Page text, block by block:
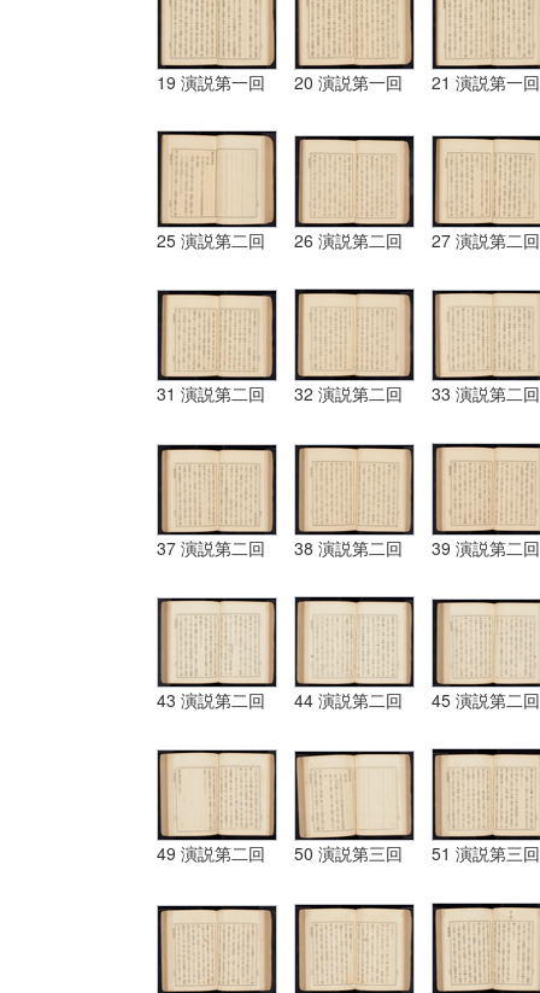
19 演説第一回 20 演説第一回 21 演説第一回
25 演説第二回 26 演説第二回 27 演説第二回
31 演説第二回 32 演説第二回 33 演説第二回
37 演説第二回 38 演説第二回 39 演説第二回
43 演説第二回 44 演説第二回 45 演説第二回
49 演説第二回 50 演説第三回 51 演説第三回